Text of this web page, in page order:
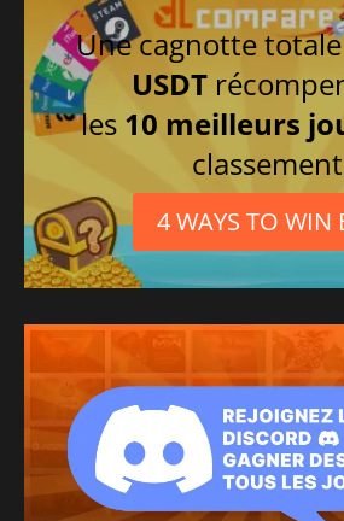
Une cagnotte
USDT
les 10 meilleurs
4 WAYS TO WIN